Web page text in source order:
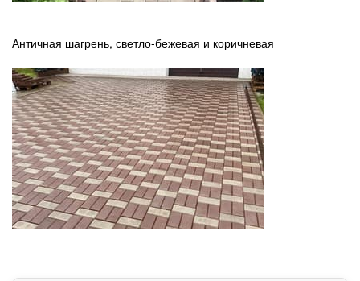
Античная шагрень, светло-бежевая и коричневая